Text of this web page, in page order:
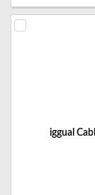
iggual